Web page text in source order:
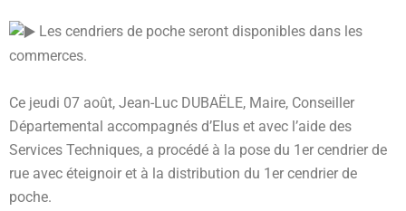
Les cendriers de poche seront disponibles dans les
commerces.
Ce jeudi 07 août, Jean-Luc DUBAËLE, Maire, Conseiller
Départemental accompagnés d’Elus et avec l’aide des
Services Techniques, a procédé à la pose du 1er cendrier de
rue avec éteignoir et à la distribution du 1er cendrier de
poche.